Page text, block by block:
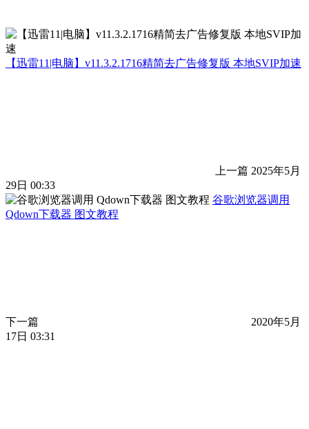
【迅雷11|电脑】v11.3.2.1716精简去广告修复版 本地SVIP加速
上一篇 2025年5月
29日 00:33
谷歌浏览器调用
Qdown下载器 图文教程
下一篇
2020年5月
17日 03:31